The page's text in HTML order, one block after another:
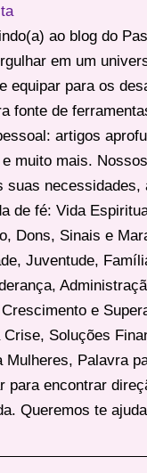
ao blog do
em um
equipar para os
fonte de
artigos
muito mais.
suas
de fé: Vida
Dons, Sinais e
Juventude,
e
Soluções
Palavra
para encontrar
Queremos te